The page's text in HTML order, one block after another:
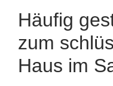
Häufig
zum
Haus im